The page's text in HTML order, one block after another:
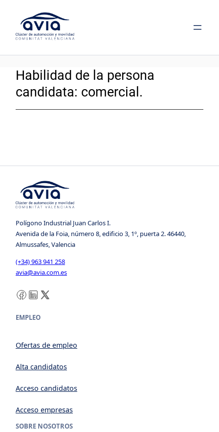
contenido
Habilidad de la persona
candidata: comercial.
Polígono Industrial Juan Carlos I.
Avenida de la Foia, número 8, edificio 3, 1º, puerta 2. 46440,
Almussafes, Valencia
(+34) 963 941 258
avia@avia.com.es
Facebook LinkedIn X
EMPLEO
Ofertas de empleo
Alta candidatos
Acceso candidatos
Acceso empresas
SOBRE NOSOTROS